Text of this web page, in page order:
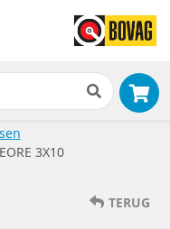
3X10
TERUG